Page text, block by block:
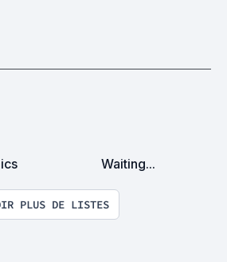
Waiting...
PLUS DE LISTES